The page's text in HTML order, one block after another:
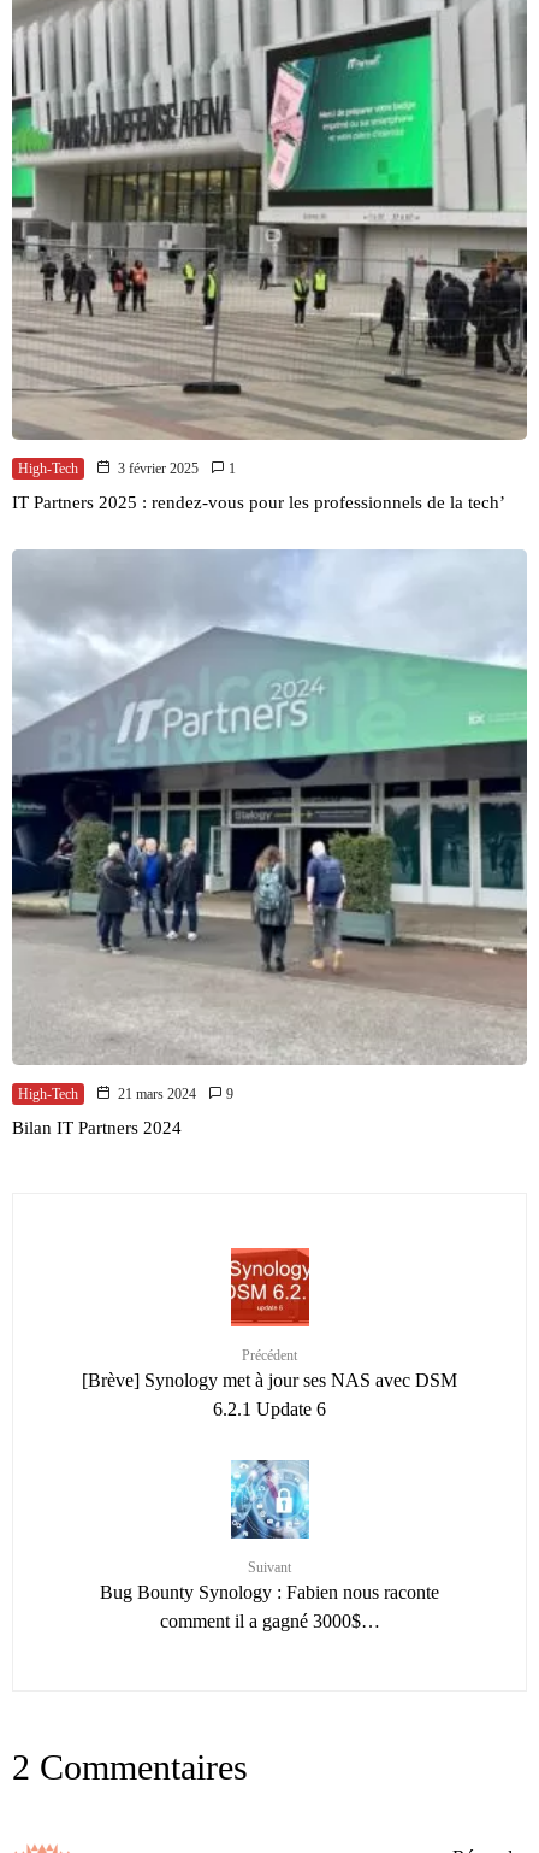
High-Tech 3 février 2025 1
IT Partners 2025 : rendez-vous pour les professionnels de la tech’
High-Tech 21 mars 2024 9
Bilan IT Partners 2024
Précédent
[Brève] Synology met à jour ses NAS avec DSM
6.2.1 Update 6
Suivant
Bug Bounty Synology : Fabien nous raconte
comment il a gagné 3000$…
2 Commentaires